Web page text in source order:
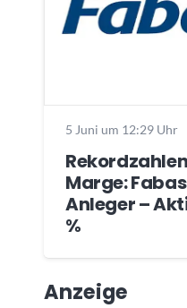
5 Juni um 12:29 Uhr
Marge:
Anleger –
%
Anzeige